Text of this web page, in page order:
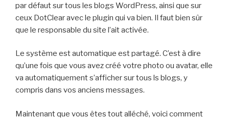
par défaut sur tous les blogs WordPress, ainsi que sur
ceux DotClear avec le plugin qui va bien. Il faut bien sûr
que le responsable du site l’ait activée.
Le système est automatique est partagé. C’est à dire
qu’une fois que vous avez créé votre photo ou avatar, elle
va automatiquement s’afficher sur tous ls blogs, y
compris dans vos anciens messages.
Maintenant que vous êtes tout alléché, voici comment